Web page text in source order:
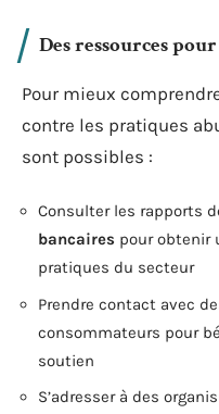
Des ressources
Pour mieux
contre les pratiques
sont possibles :
Consulter les rapports
bancaires pour obtenir
pratiques du secteur
Prendre contact avec
consommateurs pour
soutien
S’adresser à des